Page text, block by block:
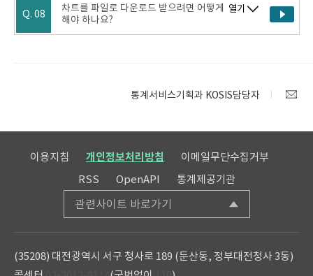
Q. 08
차트를 파일로 다운로드 받으려면 어떻게
해야 하나요?
열기
통계서비스기획과 KOSIS담당자
이용지침 개인정보처리방침
이메일무단수집거부
RSS
OpenAPI 통계제공기관
관련사이트 바로가기
(35208) 대전광역시 서구 청사로 189 (둔산동, 정부대전청사 3동)